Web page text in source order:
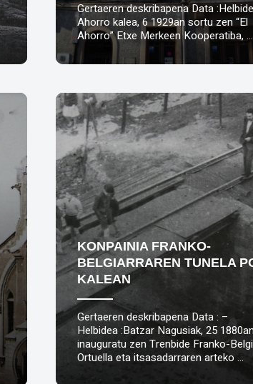
Gertaeren deskribapena Data
Ahorro kalea, 6 1929an sortu zen “El
Ahorro” Etxe Merkeen Kooperatiba, …
KONPAINIA FRANKO-
BELGIARRAREN TUNELA
KALEAN
Gertaeren deskribapena Data : –
Helbidea :Batzar Nagusiak, 25 1880an
inauguratu zen Trenbide Franko-
Ortuella eta itsasadarraren arteko …